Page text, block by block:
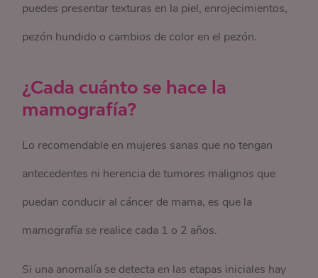
puedes presentar texturas en la piel, enrojecimientos,
pezón hundido o cambios de color en el pezón.
¿Cada cuánto se hace la
mamografía?
Lo recomendable en mujeres sanas que no tengan
antecedentes ni herencia de tumores malignos que
puedan conducir al cáncer de mama, es que la
mamografía se realice cada 1 o 2 años.
Si una anomalía se detecta en las etapas iniciales hay